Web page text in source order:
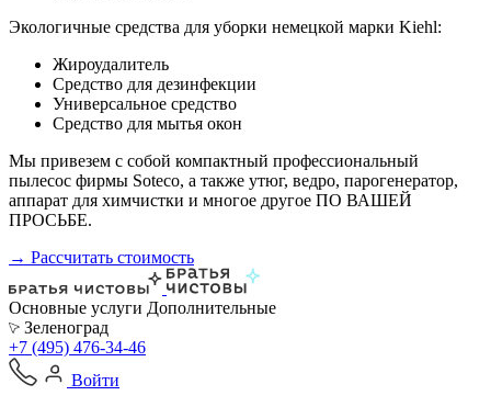
Экологичные средства для уборки немецкой марки Kiehl:
Жироудалитель
Средство для дезинфекции
Универсальное средство
Средство для мытья окон
Мы привезем с собой компактный профессиональный
пылесос фирмы Soteco, а также утюг, ведро, парогенератор,
аппарат для химчистки и многое другое ПО ВАШЕЙ
ПРОСЬБЕ.
→ Рассчитать стоимость
Основные услуги Дополнительные
Зеленоград
+7 (495) 476-34-46
Войти